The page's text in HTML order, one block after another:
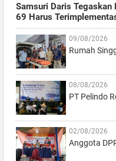
Samsuri Daris
69 Harus
09/08/2026
Rumah
08/08/2026
PT Pelindo
02/08/2026
Anggota